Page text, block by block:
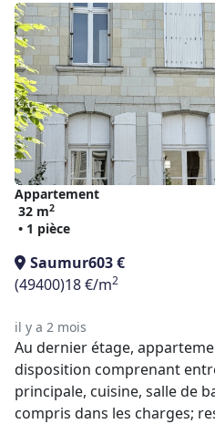
Appartement
32 m2
• 1 pièce
Saumur603 €
(49400)18 €/m2
il y a 2 mois
Au dernier étage,
disposition comprenant
principale, cuisine, salle de
compris dans les charges;